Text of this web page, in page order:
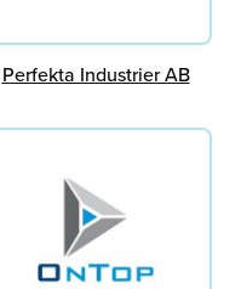
Perfekta Industrier AB